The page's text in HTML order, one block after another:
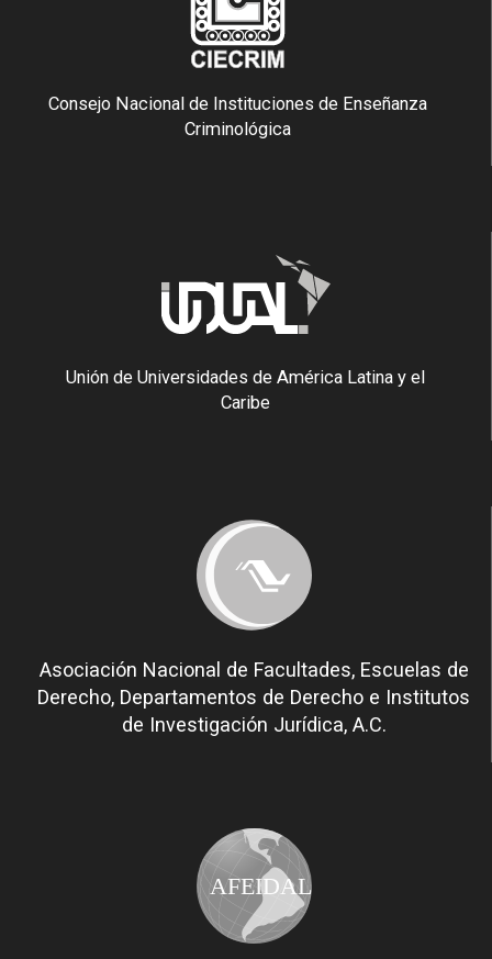
Consejo Nacional de Instituciones de Enseñanza
Criminológica
Unión de Universidades de América Latina y el
Caribe
Asociación Nacional de Facultades, Escuelas de
Derecho, Departamentos de Derecho e Institutos
de Investigación Jurídica, A.C.
AFEIDAL